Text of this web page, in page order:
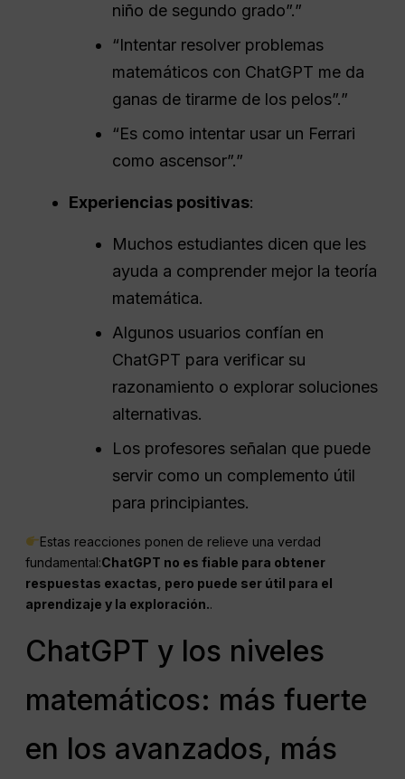
niño de segundo grado”.”
“Intentar resolver problemas
matemáticos con ChatGPT me da
ganas de tirarme de los pelos”.”
“Es como intentar usar un Ferrari
como ascensor”.”
Experiencias positivas:
Muchos estudiantes dicen que les
ayuda a comprender mejor la teoría
matemática.
Algunos usuarios confían en
ChatGPT para verificar su
razonamiento o explorar soluciones
alternativas.
Los profesores señalan que puede
servir como un complemento útil
para principiantes.
Estas reacciones ponen de relieve una verdad
fundamental:ChatGPT no es fiable para obtener
respuestas exactas, pero puede ser útil para el
aprendizaje y la exploración..
ChatGPT y los niveles
matemáticos: más fuerte
en los avanzados, más